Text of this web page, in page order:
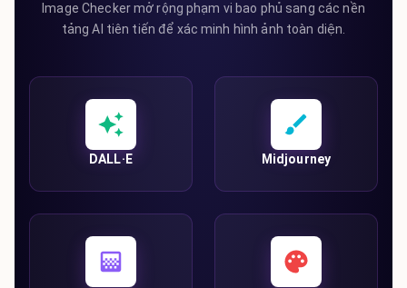
Image Checker mở rộng phạm vi bao phủ sang các nền
tảng AI tiên tiến để xác minh hình ảnh toàn diện.
DALL·E Midjourney